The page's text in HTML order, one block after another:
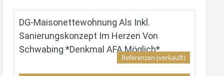
DG-Maisonettewohnung Als Inkl.
Sanierungskonzept Im Herzen Von
Schwabing *Denkmal AFA Möglich*
Referenzen (verkauft)